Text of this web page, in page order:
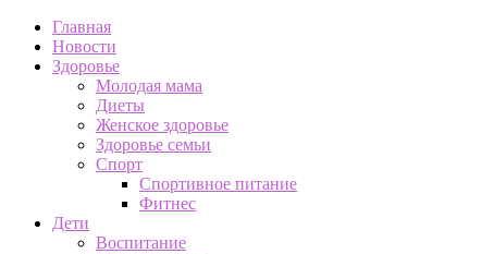
Главная
Новости
Здоровье
Молодая мама
Диеты
Женское здоровье
Здоровье семьи
Спорт
Спортивное питание
Фитнес
Дети
Воспитание